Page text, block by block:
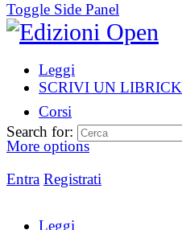
Toggle Side Panel
Leggi
SCRIVI UN LIBRICK
Corsi
More options
Entra Registrati
Search for:
Leggi